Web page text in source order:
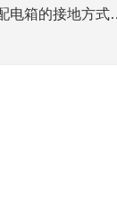
防爆照明